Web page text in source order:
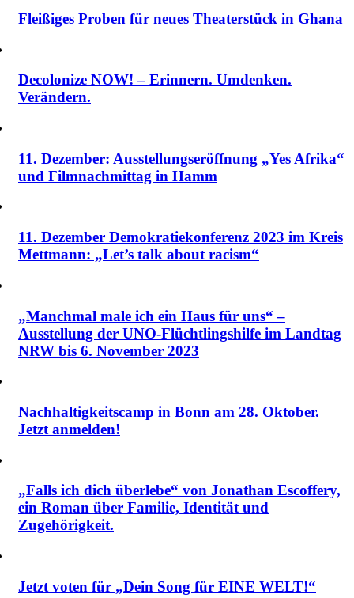
Fleißiges Proben für neues Theaterstück in Ghana
Decolonize NOW! – Erinnern. Umdenken.
Verändern.
11. Dezember: Ausstellungseröffnung „Yes Afrika“
und Filmnachmittag in Hamm
11. Dezember Demokratiekonferenz 2023 im Kreis
Mettmann: „Let’s talk about racism“
„Manchmal male ich ein Haus für uns“ –
Ausstellung der UNO-Flüchtlingshilfe im Landtag
NRW bis 6. November 2023
Nachhaltigkeitscamp in Bonn am 28. Oktober.
Jetzt anmelden!
„Falls ich dich überlebe“ von Jonathan Escoffery,
ein Roman über Familie, Identität und
Zugehörigkeit.
Jetzt voten für „Dein Song für EINE WELT!“